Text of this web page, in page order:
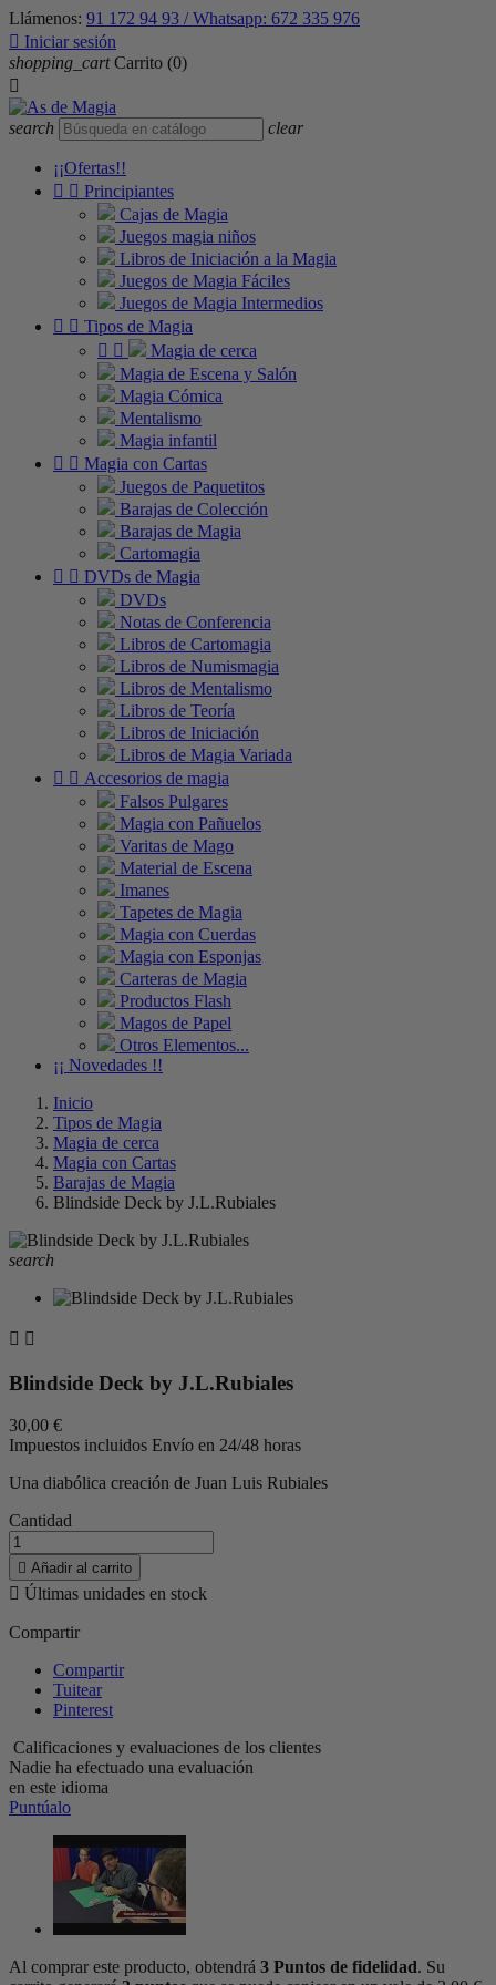
Llámenos: 91 172 94 93 / Whatsapp: 672 335 976
 Iniciar sesión
shopping_cart Carrito (0)

search clear
¡¡Ofertas!!
  Principiantes
Cajas de Magia
Juegos magia niños
Libros de Iniciación a la Magia
Juegos de Magia Fáciles
Juegos de Magia Intermedios
  Tipos de Magia
 
Magia de cerca
Magia de Escena y Salón
Magia Cómica
Mentalismo
Magia infantil
  Magia con Cartas
Juegos de Paquetitos
Barajas de Colección
Barajas de Magia
Cartomagia
  DVDs de Magia
DVDs
Notas de Conferencia
Libros de Cartomagia
Libros de Numismagia
Libros de Mentalismo
Libros de Teoría
Libros de Iniciación
Libros de Magia Variada
  Accesorios de magia
Falsos Pulgares
Magia con Pañuelos
Varitas de Mago
Material de Escena
Imanes
Tapetes de Magia
Magia con Cuerdas
Magia con Esponjas
Carteras de Magia
Productos Flash
Magos de Papel
Otros Elementos...
¡¡ Novedades !!
Inicio
Tipos de Magia
Magia de cerca
Magia con Cartas
Barajas de Magia
Blindside Deck by J.L.Rubiales
search
 
Blindside Deck by J.L.Rubiales
30,00 €
Impuestos incluidos Envío en 24/48 horas
Una diabólica creación de Juan Luis Rubiales
Cantidad
 Añadir al carrito
 Últimas unidades en stock
Compartir
Compartir
Tuitear
Pinterest
Calificaciones y evaluaciones de los clientes
Nadie ha efectuado una evaluación
en este idioma
Puntúalo
Al comprar este producto, obtendrá 3 Puntos de fidelidad. Su